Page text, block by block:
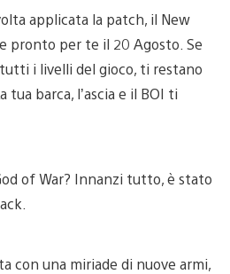
applicata la patch, il New
pronto per te il 20 Agosto. Se
i livelli del gioco, ti restano
tua barca, l’ascia e il BOI ti
of War? Innanzi tutto, è stato
con una miriade di nuove armi,